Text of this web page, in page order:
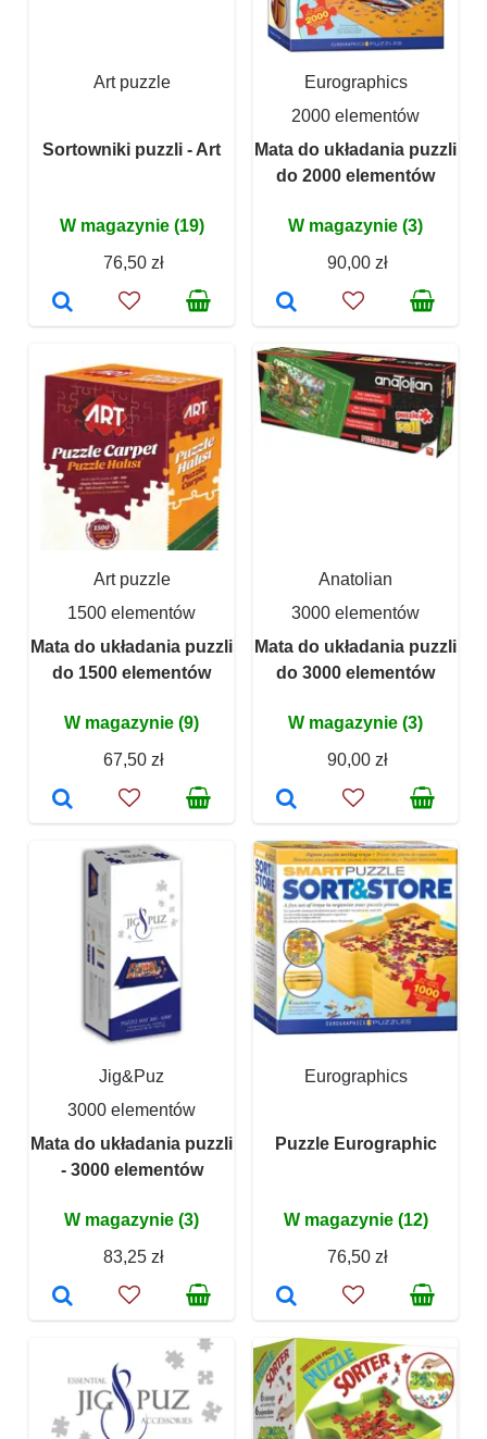
Art puzzle
Sortowniki puzzli - Art
W magazynie (19)
76,50 zł
Eurographics
2000 elementów
Mata do układania puzzli
do 2000 elementów
W magazynie (3)
90,00 zł
Art puzzle
1500 elementów
Mata do układania puzzli
do 1500 elementów
W magazynie (9)
67,50 zł
Anatolian
3000 elementów
Mata do układania puzzli
do 3000 elementów
W magazynie (3)
90,00 zł
Jig&Puz
3000 elementów
Mata do układania puzzli
- 3000 elementów
W magazynie (3)
83,25 zł
Eurographics
Puzzle Eurographic
W magazynie (12)
76,50 zł